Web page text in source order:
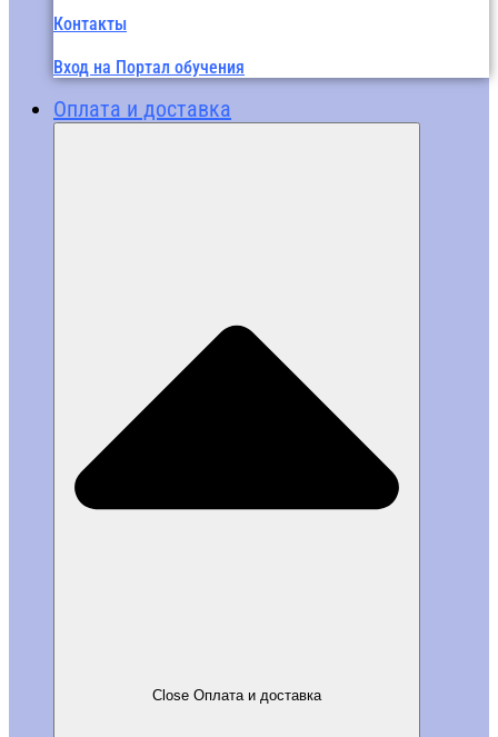
Контакты
Вход на Портал обучения
Оплата и доставка
Close Оплата и доставка